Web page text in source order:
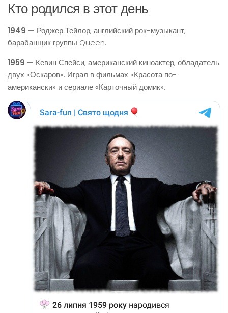
Кто родился в этот день
1949 — Роджер Тейлор, английский рок-музыкант,
барабанщик группы Queen.
1959 — Кевин Спейси, американский киноактер, обладатель
двух «Оскаров». Играл в фильмах «Красота по-
американски» и сериале «Карточный домик».